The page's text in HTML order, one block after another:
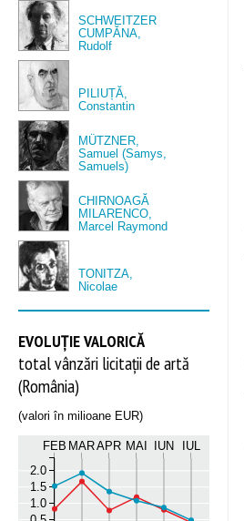
SCHWEITZER
CUMPĂNA,
Rudolf
PILIUȚĂ,
Constantin
MÜTZNER,
Samuel (Samys,
Samuels)
CHIRNOAGĂ
MILARENCO,
Marcel Raymond
TONITZA,
Nicolae
EVOLUȚIE VALORICĂ
total vânzări licitații de artă
(România)
(valori în milioane EUR)
FEB MARAPR MAI IUN IUL
1.0
1.5
2.0